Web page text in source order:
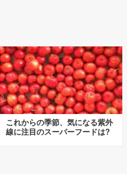
これからの季節、気になる紫外
線に注目のスーパーフードは?